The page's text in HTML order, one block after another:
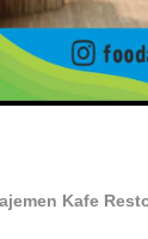
Kafe